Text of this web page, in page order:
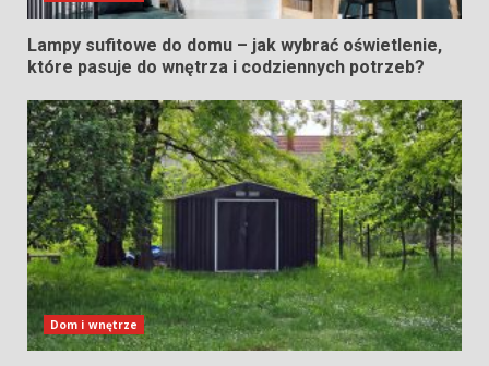
Lampy sufitowe do domu – jak wybrać oświetlenie,
które pasuje do wnętrza i codziennych potrzeb?
Dom i wnętrze